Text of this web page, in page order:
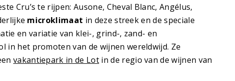
Cru’s te rijpen: Ausone, Cheval Blanc, Angélus,
microklimaat in deze streek en de speciale
en variatie van klei-, grind-, zand- en
in het promoten van de wijnen wereldwijd. Ze
vakantiepark in de Lotin de regio van de wijnen van